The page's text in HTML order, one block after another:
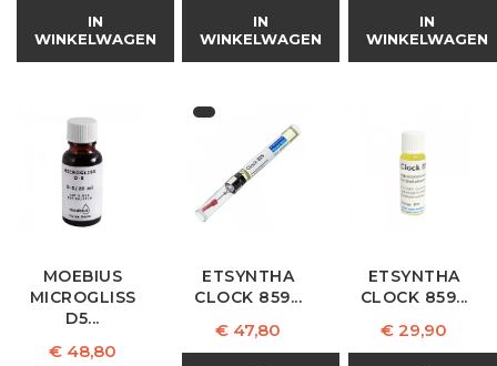
IN
WINKELWAGEN
IN
WINKELWAGEN
IN
WINKELWAGEN
MOEBIUS
MICROGLISS
D5...
Prijs
€ 48,80
ETSYNTHA
CLOCK 859...
Prijs
€ 47,80
ETSYNTHA
CLOCK 859...
Prijs
€ 29,90